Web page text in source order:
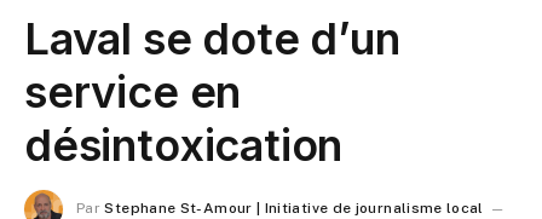
Laval se dote d’un
service en
désintoxication
Par Stephane St-Amour | Initiative de journalisme local